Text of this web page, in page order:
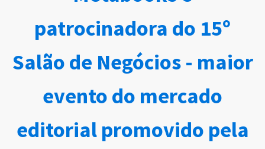
patrocinadora do 15º
Salão de Negócios - maior
evento do mercado
editorial promovido pela